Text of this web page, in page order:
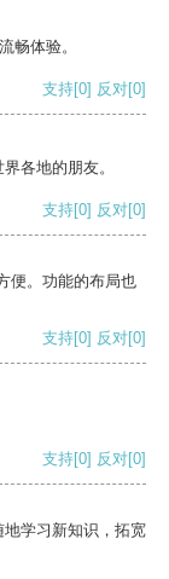
畅体验。
支持[0] 反对[0]
各地的朋友。
支持[0] 反对[0]
便。功能的布局也
支持[0] 反对[0]
支持[0] 反对[0]
学习新知识，拓宽